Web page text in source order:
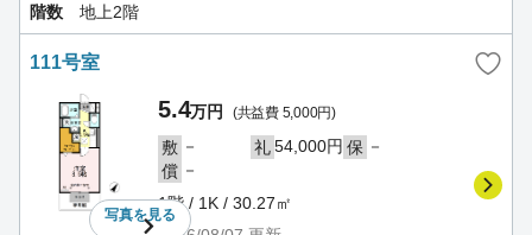
階数
地上2階
111号室
写真を見る
5.4万円 (共益費 5,000円)
敷 － 礼54,000円 保 －
償 －
1階 / 1K / 30.27㎡